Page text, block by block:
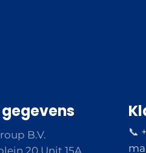
B.V.
20 Unit 15A
📞